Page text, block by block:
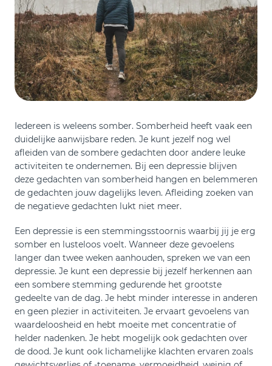
Iedereen is weleens somber. Somberheid heeft vaak een
duidelijke aanwijsbare reden. Je kunt jezelf nog wel
afleiden van de sombere gedachten door andere leuke
activiteiten te ondernemen. Bij een depressie blijven
deze gedachten van somberheid hangen en belemmeren
de gedachten jouw dagelijks leven. Afleiding zoeken van
de negatieve gedachten lukt niet meer.
Een depressie is een stemmingsstoornis waarbij jij je erg
somber en lusteloos voelt. Wanneer deze gevoelens
langer dan twee weken aanhouden, spreken we van een
depressie. Je kunt een depressie bij jezelf herkennen aan
een sombere stemming gedurende het grootste
gedeelte van de dag. Je hebt minder interesse in anderen
en geen plezier in activiteiten. Je ervaart gevoelens van
waardeloosheid en hebt moeite met concentratie of
helder nadenken. Je hebt mogelijk ook gedachten over
de dood. Je kunt ook lichamelijke klachten ervaren zoals